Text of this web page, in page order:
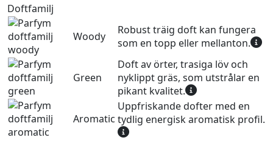
Doftfamilj
Woody
Robust träig doft kan fungera
som en topp eller mellanton.
Green
Doft av örter, trasiga löv och
nyklippt gräs, som utstrålar en
pikant kvalitet.
Aromatic
Uppfriskande dofter med en
tydlig energisk aromatisk profil.